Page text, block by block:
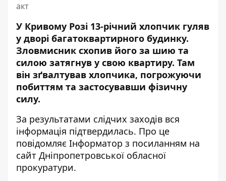
акт
У Кривому Розі 13-річний хлопчик гуляв
у дворі багатоквартирного будинку.
Зловмисник схопив його за шию та
силою затягнув у свою квартиру. Там
він зґвалтував хлопчика, погрожуючи
побиттям та застосувавши фізичну
силу.
За результатами слідчих заходів вся
інформація підтвердилась. Про це
повідомляє Інформатор з посиланням на
сайт Дніпропетровської обласної
прокуратури.